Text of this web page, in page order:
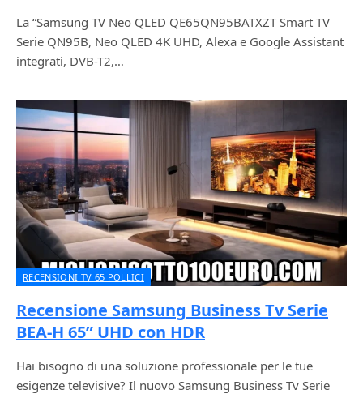
La “Samsung TV Neo QLED QE65QN95BATXZT Smart TV
Serie QN95B, Neo QLED 4K UHD, Alexa e Google Assistant
integrati, DVB-T2,…
RECENSIONI TV 65 POLLICI
Recensione Samsung Business Tv Serie
BEA-H 65” UHD con HDR
Hai bisogno di una soluzione professionale per le tue
esigenze televisive? Il nuovo Samsung Business Tv Serie